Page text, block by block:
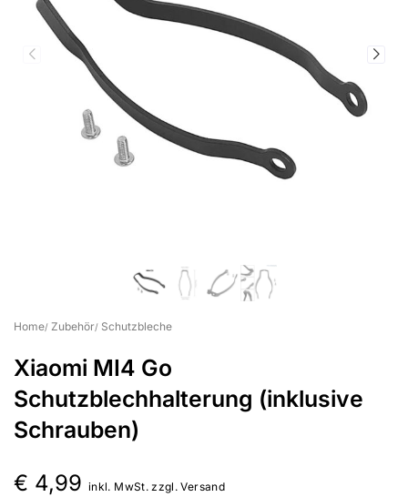
Home Zubehör Schutzbleche
Xiaomi MI4 Go
Schutzblechhalterung (inklusive
Schrauben)
€ 4,99 inkl. MwSt. zzgl. Versand